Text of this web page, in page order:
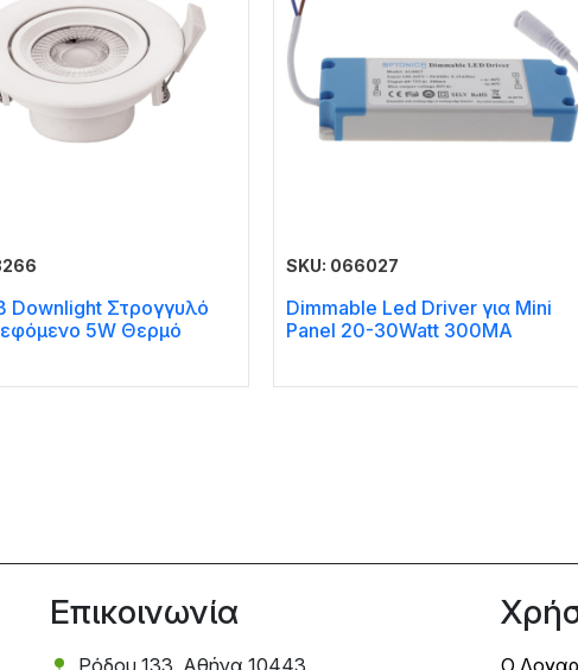
Downlight Στρογγυλό
5W Θερμό
SKU: 066027
Dimmable Led Driver για Mini
Panel 20-30Watt 300MA
Επικοινωνία